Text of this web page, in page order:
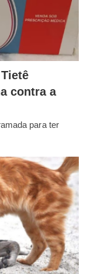
contra a
para ter